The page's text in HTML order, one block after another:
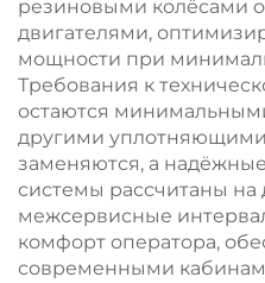
резиновыми колёсами
двигателями,
мощности при
Требования к
остаются
другими
заменяются, а
системы рассчитаны на
межсервисные
комфорт оператора,
современными